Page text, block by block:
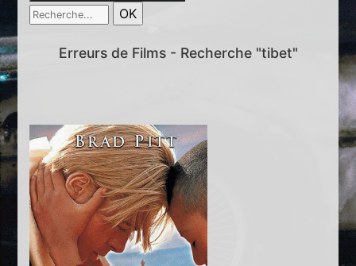
Erreurs de Films - Recherche "tibet"